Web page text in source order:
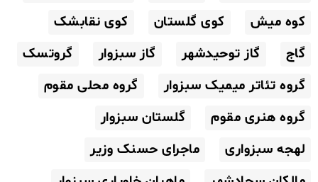
کوه میش
کوی گلستان
کوی نقابشک
گاج
گاز توحیدشهر گاز سبزوار
گروتسک
گروه تئاتر میمیک سبزوار
گروه محلی مقوم
گروه هنری مقوم
گلستان سبزوار
لهجه سبزواری
ماجرای حسنک وزیر